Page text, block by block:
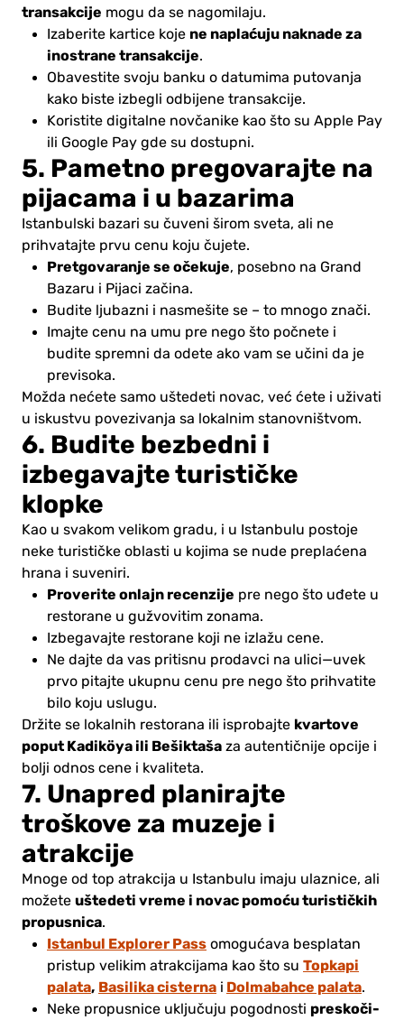
transakcije mogu da se nagomilaju.
Izaberite kartice koje ne naplaćuju naknade za
inostrane transakcije.
Obavestite svoju banku o datumima putovanja
kako biste izbegli odbijene transakcije.
Koristite digitalne novčanike kao što su Apple Pay
ili Google Pay gde su dostupni.
5. Pametno pregovarajte na
pijacama i u bazarima
Istanbulski bazari su čuveni širom sveta, ali ne
prihvatajte prvu cenu koju čujete.
Pretgovaranje se očekuje, posebno na Grand
Bazaru i Pijaci začina.
Budite ljubazni i nasmešite se – to mnogo znači.
Imajte cenu na umu pre nego što počnete i
budite spremni da odete ako vam se učini da je
previsoka.
Možda nećete samo uštedeti novac, već ćete i uživati
u iskustvu povezivanja sa lokalnim stanovništvom.
6. Budite bezbedni i
izbegavajte turističke
klopke
Kao u svakom velikom gradu, i u Istanbulu postoje
neke turističke oblasti u kojima se nude preplaćena
hrana i suveniri.
Proverite onlajn recenzije pre nego što uđete u
restorane u gužvovitim zonama.
Izbegavajte restorane koji ne izlažu cene.
Ne dajte da vas pritisnu prodavci na ulici—uvek
prvo pitajte ukupnu cenu pre nego što prihvatite
bilo koju uslugu.
Držite se lokalnih restorana ili isprobajte kvartove
poput Kadiköya ili Bešiktaša za autentičnije opcije i
bolji odnos cene i kvaliteta.
7. Unapred planirajte
troškove za muzeje i
atrakcije
Mnoge od top atrakcija u Istanbulu imaju ulaznice, ali
možete uštedeti vreme i novac pomoću turističkih
propusnica.
Istanbul Explorer Pass omogućava besplatan
pristup velikim atrakcijama kao što su Topkapi
palata, Basilika cisterna i Dolmabahce palata.
Neke propusnice uključuju pogodnosti preskoči-